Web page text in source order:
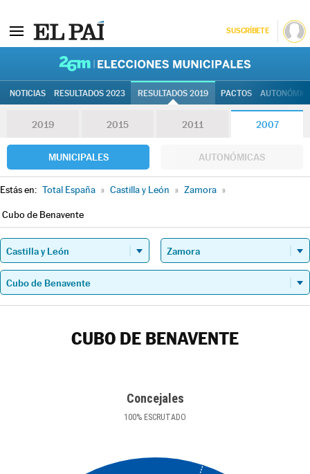
SUSCRÍBETE
NOTICIAS RESULTADOS 2023 RESULTADOS 2019 PACTOS
2019 2015 2011 2007
MUNICIPALES AUTONÓMICAS
Estás en: Total España » Castilla y León » Zamora »
Cubo de Benavente
CUBO DE BENAVENTE
Concejales
100% ESCRUTADO